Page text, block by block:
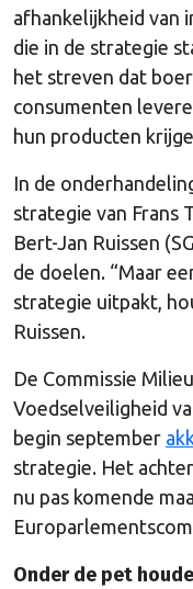
afhankelijkheid van
die in de strategie
het streven dat
consumenten
hun producten
In de
strategie van Frans
Bert-Jan Ruissen
de doelen. “Maar
strategie uitpakt,
Ruissen.
De Commissie
Voedselveiligheid
begin september
strategie. Het
nu pas komende
Onder de pet